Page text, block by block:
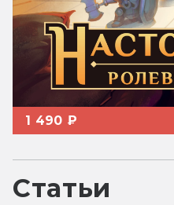
1 490 ₽
Статьи